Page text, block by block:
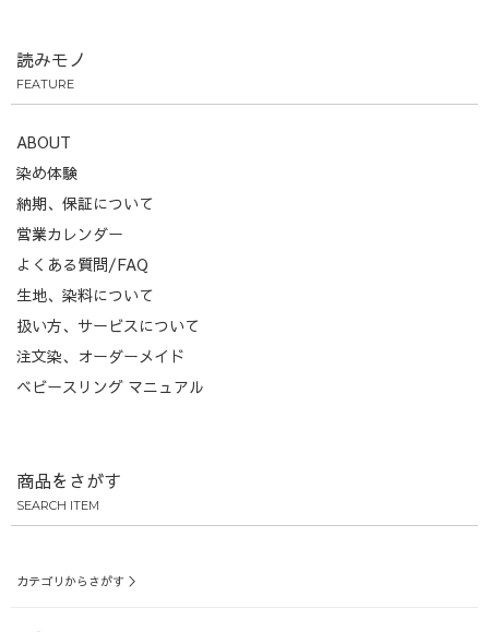
読みモノ
FEATURE
ABOUT
染め体験
納期、保証について
営業カレンダー
よくある質問/FAQ
生地、染料について
扱い方、サービスについて
注文染、オーダーメイド
ベビースリング マニュアル
商品をさがす
SEARCH ITEM
カテゴリからさがす ＞